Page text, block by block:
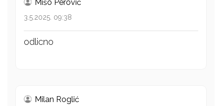
Mišo Perović
3.5.2025. 09:38
odlicno
Milan Roglić